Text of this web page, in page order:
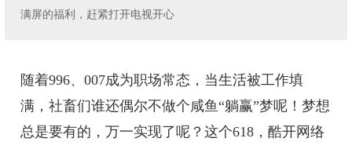
满屏的福利，赶紧打开电视开心
随着996、007成为职场常态，当生活被工作填
满，社畜们谁还偶尔不做个咸鱼“躺赢”梦呢！梦想
总是要有的，万一实现了呢？这个618，酷开网络